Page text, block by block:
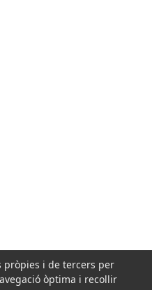
pròpies i de tercers per
òptima i recollir